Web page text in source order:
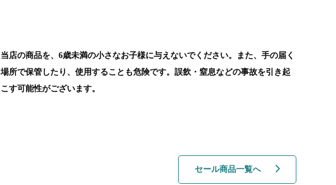
当店の商品を、6歳未満の小さなお子様に与えないでください。また、手の届く
場所で保管したり、使用することも危険です。誤飲・窒息などの事故を引き起
こす可能性がございます。
セール商品一覧へ